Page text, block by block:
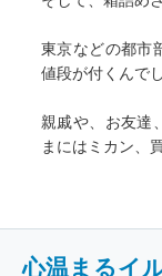
東京などの都市
値段が付くんで
親戚や、お友達
まにはミカン、
心温まるイ